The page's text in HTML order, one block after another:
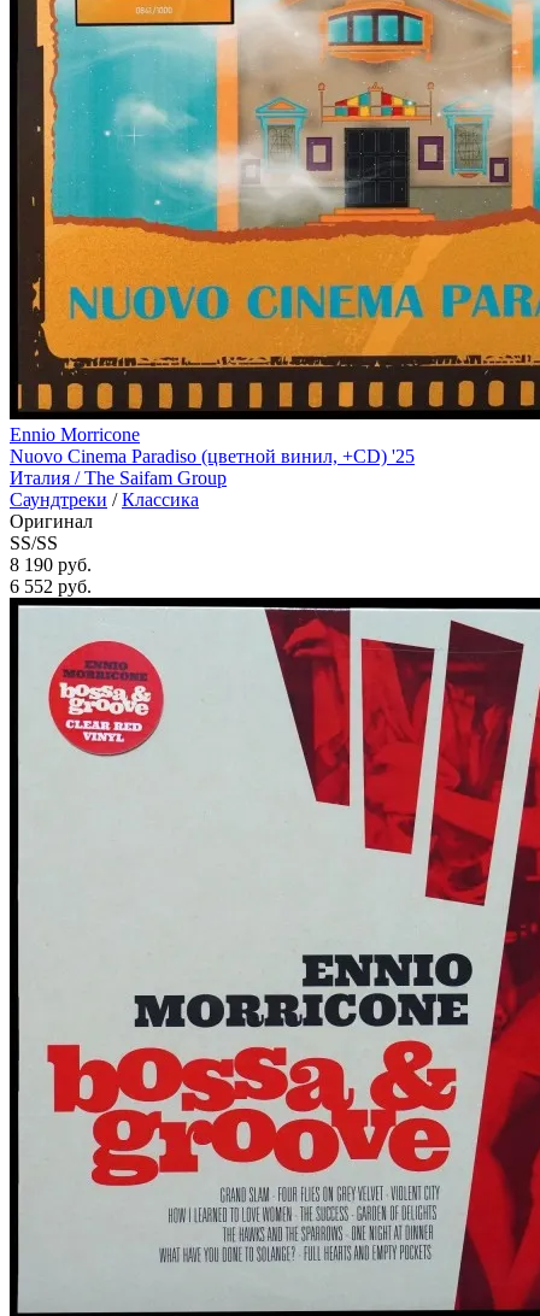
Ennio Morricone
Nuovo Cinema Paradiso (цветной винил, +CD) '25
Италия /The Saifam Group
Саундтреки /Классика
Оригинал
SS/SS
8 190 руб.
6 552 руб.